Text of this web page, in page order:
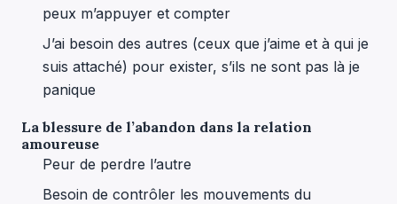
peux m’appuyer et compter
J’ai besoin des autres (ceux que j’aime et à qui je
suis attaché) pour exister, s’ils ne sont pas là je
panique
La blessure de l’abandon dans la relation
amoureuse
Peur de perdre l’autre
Besoin de contrôler les mouvements du